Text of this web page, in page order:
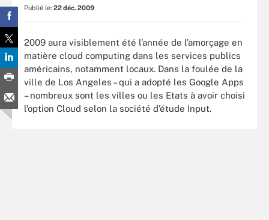
Publié le: 22 déc. 2009
2009 aura visiblement été l’année de l’amorçage en
matière cloud computing dans les services publics
américains, notamment locaux. Dans la foulée de la
ville de Los Angeles – qui a adopté les Google Apps
– nombreux sont les villes ou les Etats à avoir choisi
l’option Cloud selon la société d’étude Input.